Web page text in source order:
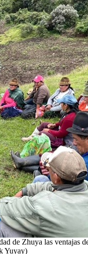
de Zhuya las ventajas
Yuyay)